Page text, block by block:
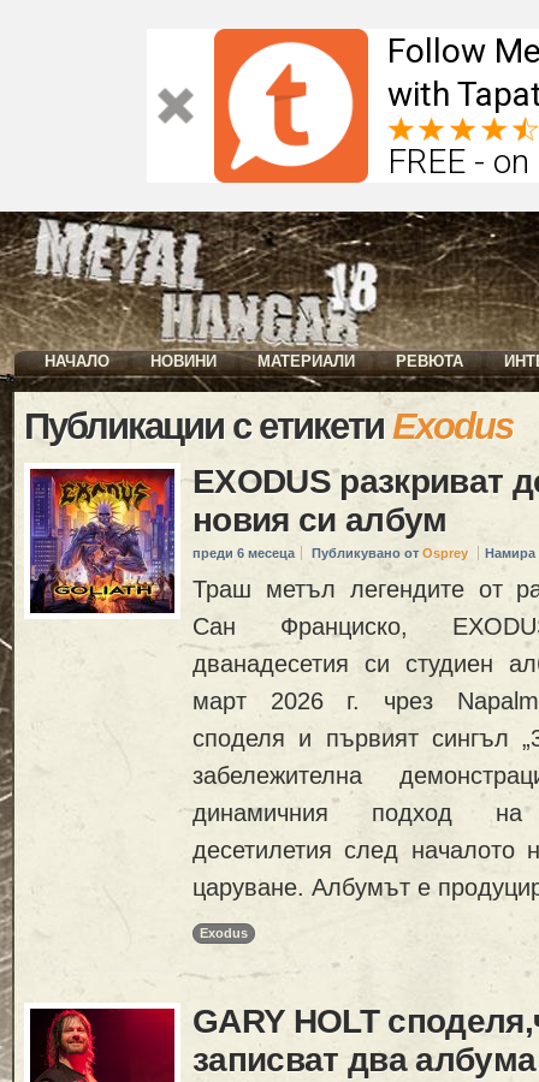
Follow
with
FREE -
НАЧАЛО НОВИНИ МАТЕРИАЛИ РЕВЮТА
Публикации с етикетиExodus
EXODUS разкриват
новия си албум
преди 6 месеца Публикувано от Osprey Намира
Траш метъл легендите от
Сан Франциско,
дванадесетия си студиен
март 2026 г. чрез
споделя и първият сингъл
забележителна
динамичния подход
десетилетия след началото
царуване. Албумът е
Exodus
GARY HOLT
записват два албума